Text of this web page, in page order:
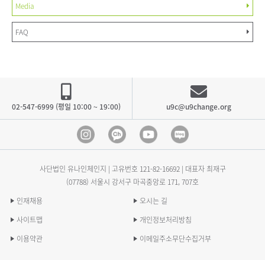
Media
FAQ
02-547-6999 (평일 10:00 ~ 19:00) u9c@u9change.org
InstagramKakao Channel
Youtube blog
사단법인 유나인체인지 | 고유번호 121-82-16692| 대표자 최재구
(07788) 서울시 강서구 마곡중앙로 171, 707호
인재채용
오시는 길
사이트맵
개인정보처리방침
이용약관
이메일주소무단수집거부